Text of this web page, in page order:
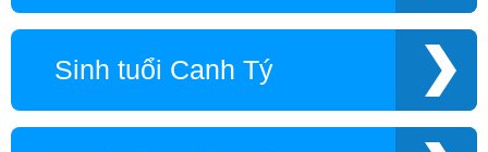
Sinh tuổi Canh Tý